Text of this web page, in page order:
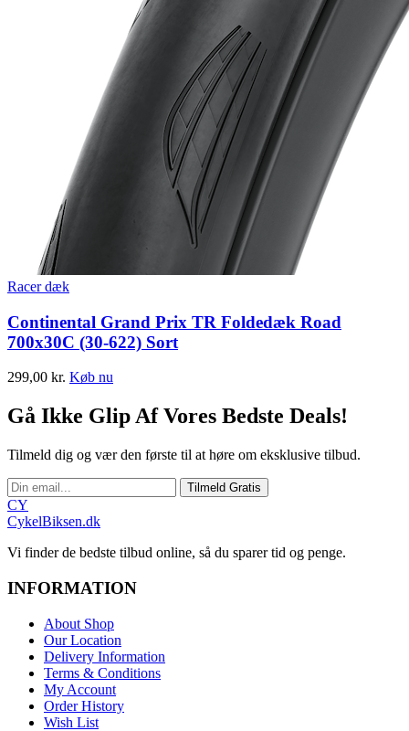
Racer dæk
Continental Grand Prix TR Foldedæk Road
700x30C (30-622) Sort
299,00 kr. Køb nu
Gå Ikke Glip Af Vores Bedste Deals!
Tilmeld dig og vær den første til at høre om eksklusive tilbud.
Tilmeld Gratis
CY
CykelBiksen.dk
Vi finder de bedste tilbud online, så du sparer tid og penge.
INFORMATION
About Shop
Our Location
Delivery Information
Terms & Conditions
My Account
Order History
Wish List